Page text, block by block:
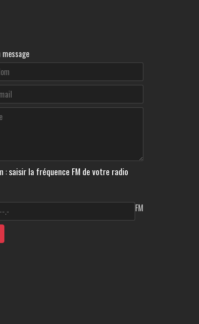
message
: saisir la fréquence FM de votre radio
FM